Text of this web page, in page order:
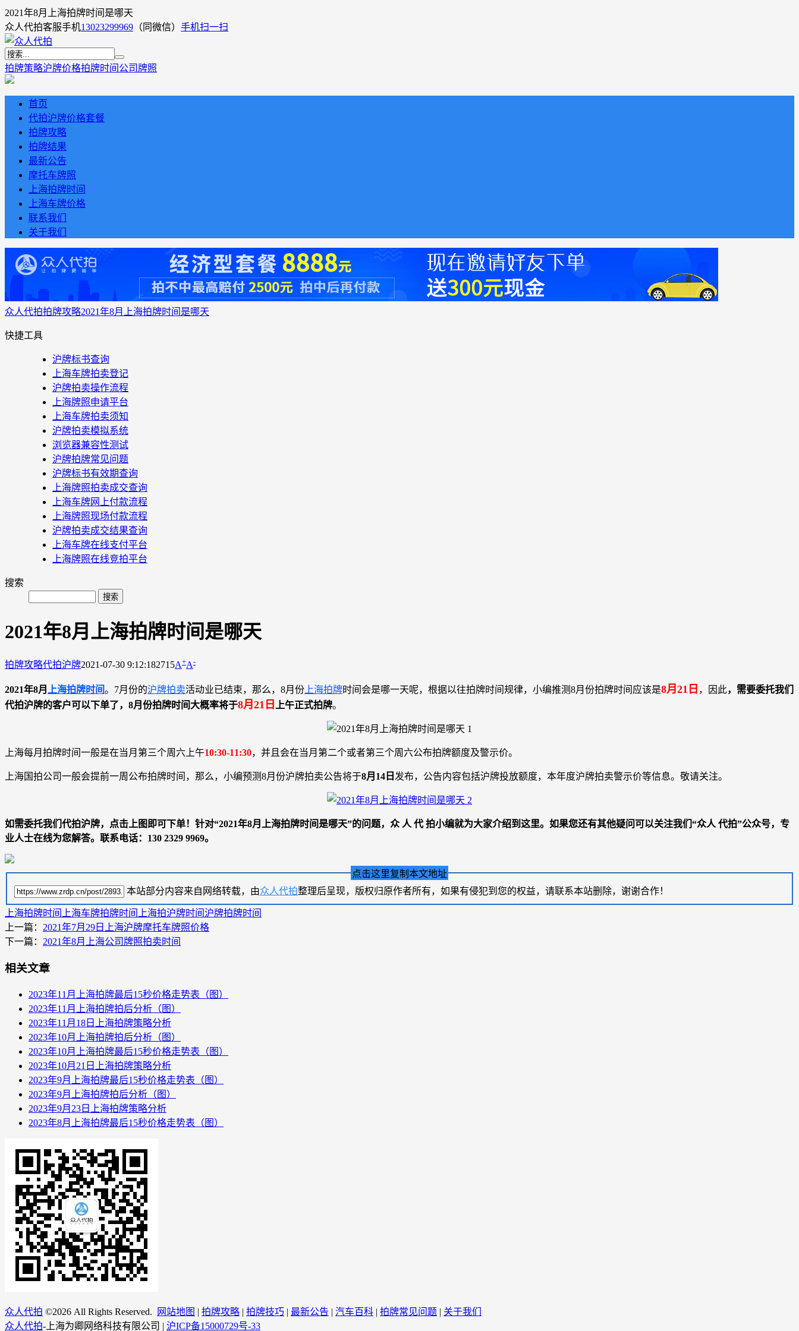
2021年8月上海拍牌时间是哪天
众人代拍客服手机13023299969 （同微信） 手机扫一扫
拍牌策略沪牌价格拍牌时间 公司牌照
首页
代拍沪牌价格套餐
拍牌攻略
拍牌结果
最新公告
摩托车牌照
上海拍牌时间
上海车牌价格
联系我们
关于我们
众人代拍拍牌攻略2021年8月上海拍牌时间是哪天
快捷工具
沪牌标书查询
上海车牌拍卖登记
沪牌拍卖操作流程
上海牌照申请平台
上海车牌拍卖须知
沪牌拍卖模拟系统
浏览器兼容性测试
沪牌拍牌常见问题
沪牌标书有效期查询
上海牌照拍卖成交查询
上海车牌网上付款流程
上海牌照现场付款流程
沪牌拍卖成交结果查询
上海车牌在线支付平台
上海牌照在线竞拍平台
搜索
2021年8月上海拍牌时间是哪天
拍牌攻略代拍沪牌2021-07-30 9:12:182715A+A-
2021年8月 上海拍牌时间。7月份的沪牌拍卖活动业已结束，那么，8月份 上海拍牌时间会是哪一天呢，根据以往拍牌时间规律，小编推测8月份拍牌时间应该是8月21日 ，因此，需要委托我们
代拍沪牌的客户可以下单了，8月份拍牌时间大概率将于8月21日 上午正式拍牌。
上海每月拍牌时间一般是在当月第三个周六上午10:30-11:30，并且会在当月第二个或者第三个周六公布拍牌额度及警示价。
上海国拍公司一般会提前一周公布拍牌时间，那么，小编预测8月份沪牌拍卖公告将于8月14日 发布，公告内容包括沪牌投放额度，本年度沪牌拍卖警示价等信息。敬请关注。
如需委托我们代拍沪牌，点击上图即可下单！针对“2021年8月上海拍牌时间是哪天”的问题， 众 人 代 拍小编就为大家介绍到这里。如果您还有其他疑问可以关注我们“众人 代拍”公众号，专
业人士在线为您解答。联系电话： 130 2329 9969。
点击这里复制本文地址
本站部分内容来自网络转载，由众人代拍整理后呈现，版权归原作者所有，如果有侵犯到您的权益，请联系本站删除，谢谢合作！
上海拍牌时间 上海车牌拍牌时间 上海拍沪牌时间 沪牌拍牌时间
上一篇： 2021年7月29日上海沪牌摩托车牌照价格
下一篇： 2021年8月上海公司牌照拍卖时间
相关文章
2023年11月上海拍牌最后15秒价格走势表（图）
2023年11月上海拍牌拍后分析（图）
2023年11月18日上海拍牌策略分析
2023年10月上海拍牌拍后分析（图）
2023年10月上海拍牌最后15秒价格走势表（图）
2023年10月21日上海拍牌策略分析
2023年9月上海拍牌最后15秒价格走势表（图）
2023年9月上海拍牌拍后分析（图）
2023年9月23日上海拍牌策略分析
2023年8月上海拍牌最后15秒价格走势表（图）
众人代拍 ©2026 All Rights Reserved. 网站地图 | 拍牌攻略 | 拍牌技巧 | 最新公告 | 汽车百科 | 拍牌常见问题 | 关于我们
众人代拍-上海为卿网络科技有限公司 | 沪ICP备15000729号-33